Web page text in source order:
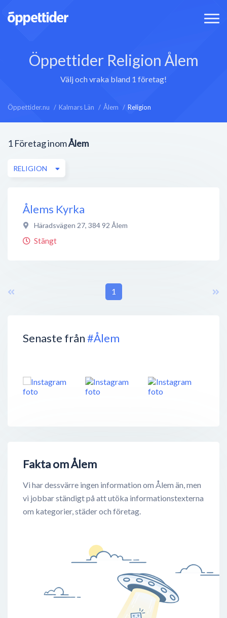
Öppettider Religion Ålem
Välj och vraka bland 1 företag!
Öppettider.nu Kalmars Län Ålem Religion
Senaste från#Ålem
Fakta om Ålem
Vi har dessvärre ingen information om Ålem än, men
vi jobbar ständigt på att utöka informationstexterna
om kategorier, städer och företag.
1 Företag inomÅlem
RELIGION
Ålems Kyrka
Häradsvägen 27, 384 92 Ålem
Stängt
1